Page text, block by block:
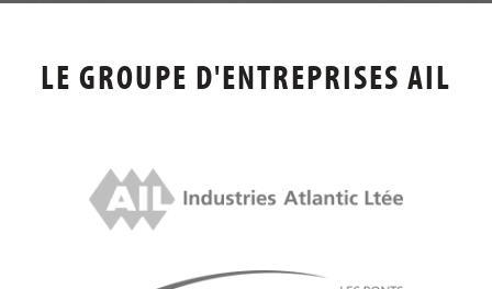
LE GROUPE D'ENTREPRISES AIL